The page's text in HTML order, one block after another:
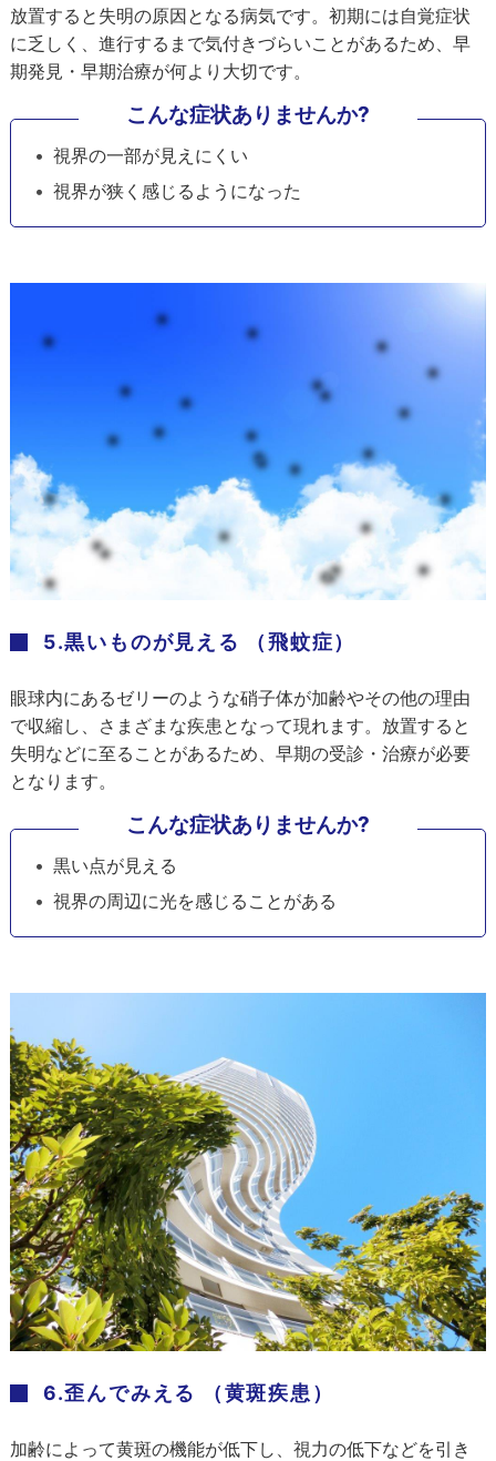
放置すると失明の原因となる病気です。初期には自覚症状
に乏しく、進行するまで気付きづらいことがあるため、早
期発見・早期治療が何より大切です。
こんな症状ありませんか?
視界の一部が見えにくい
視界が狭く感じるようになった
5.黒いものが見える （飛蚊症）
眼球内にあるゼリーのような硝子体が加齢やその他の理由
で収縮し、さまざまな疾患となって現れます。放置すると
失明などに至ることがあるため、早期の受診・治療が必要
となります。
こんな症状ありませんか?
黒い点が見える
視界の周辺に光を感じることがある
6.歪んでみえる （黄斑疾患）
加齢によって黄斑の機能が低下し、視力の低下などを引き